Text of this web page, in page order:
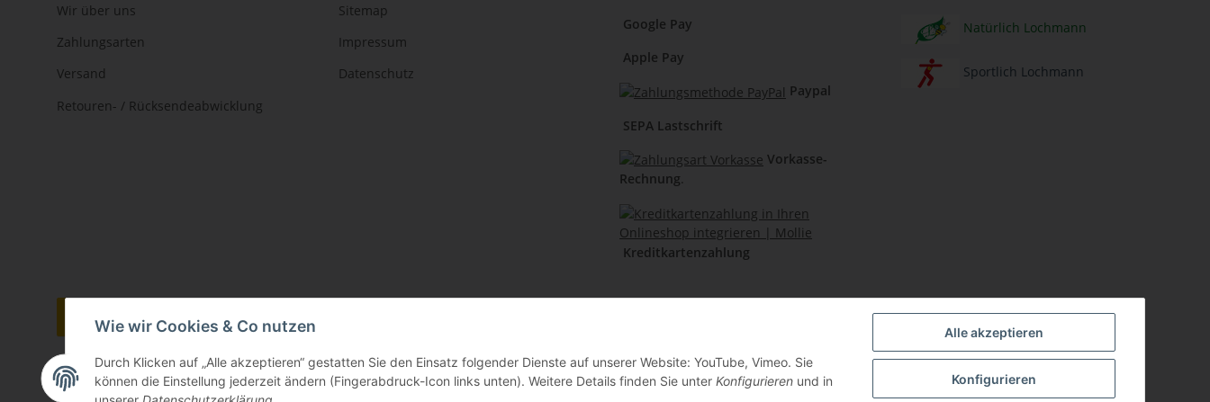
Alle akzeptieren
Konfigurieren
Wie wir Cookies & Co nutzen
Durch Klicken auf „Alle akzeptieren“ gestatten Sie den Einsatz folgender Dienste auf unserer Website: YouTube, Vimeo. Sie
können die Einstellung jederzeit ändern (Fingerabdruck-Icon links unten). Weitere Details finden Sie unter Konfigurieren und in
Wir über uns
Zahlungsarten
Versand
Retouren- / Rücksendeabwicklung
Sitemap
Impressum
Datenschutz
Google Pay
Apple Pay
Paypal
SEPA Lastschrift
Vorkasse-
Rechnung.
Kreditkartenzahlung
Natürlich Lochmann
Sportlich Lochmann
Vertrag widerrufen